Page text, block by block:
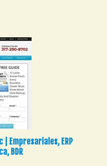
| Empresariales, ERP
BDR